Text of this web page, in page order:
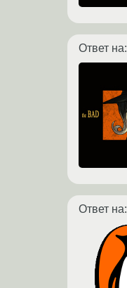
Ответ на:
Ответ на: